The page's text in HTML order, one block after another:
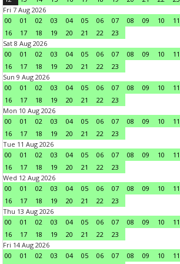
Fri 7 Aug 2026
00
01 02 03 04 05 06 07 08 09 10 11
16
17 18 19 20 21 22
23
Sat 8 Aug 2026
00
01 02 03 04 05 06 07 08 09 10 11
16
17 18 19 20 21 22
23
Sun 9 Aug 2026
00
01 02 03 04 05 06 07 08 09 10 11
16
17 18 19 20 21 22
23
Mon 10 Aug 2026
00
01 02 03 04 05 06 07 08 09 10 11
16
17 18 19 20 21 22
23
Tue 11 Aug 2026
00
01 02 03 04 05 06 07 08 09 10 11
16
17 18 19 20 21 22
23
Wed 12 Aug 2026
00
01 02 03 04 05 06 07 08 09 10 11
16
17 18 19 20 21 22
23
Thu 13 Aug 2026
00
01 02 03 04 05 06 07 08 09 10 11
16
17 18 19 20 21 22
23
Fri 14 Aug 2026
00
01 02 03 04 05 06 07 08 09 10 11